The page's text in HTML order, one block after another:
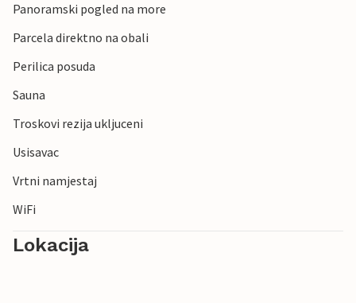
Panoramski pogled na more
Parcela direktno na obali
Perilica posuda
Sauna
Troskovi rezija ukljuceni
Usisavac
Vrtni namjestaj
WiFi
Lokacija